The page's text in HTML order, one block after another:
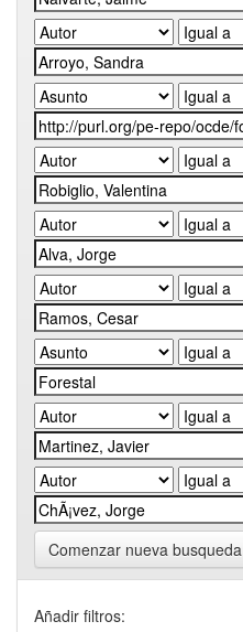
Comenzar nueva busqueda
Añadir filtros: